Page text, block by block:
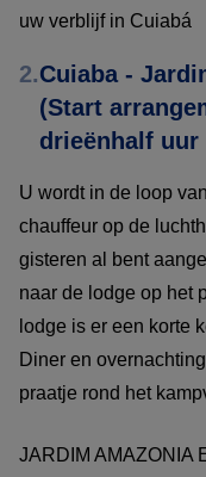
uw verblijf in Cuiabá
2.Cuiaba -
(Start
drieënhalf
U wordt in de loop
chauffeur op de
gisteren al bent
naar de lodge op het
lodge is er een korte
Diner en
praatje rond het
JARDIM AMAZONIA